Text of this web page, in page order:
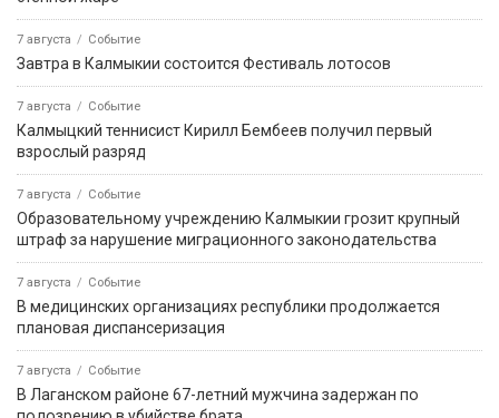
7 августа Событие
Завтра в Калмыкии состоится Фестиваль лотосов
7 августа Событие
Калмыцкий теннисист Кирилл Бембеев получил первый
взрослый разряд
7 августа Событие
Образовательному учреждению Калмыкии грозит крупный
штраф за нарушение миграционного законодательства
7 августа Событие
В медицинских организациях республики продолжается
плановая диспансеризация
7 августа Событие
В Лаганском районе 67-летний мужчина задержан по